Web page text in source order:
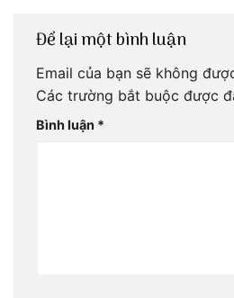
Để lại một bình luận
Email của bạn sẽ không
Các trường bắt buộc được
Bình luận *